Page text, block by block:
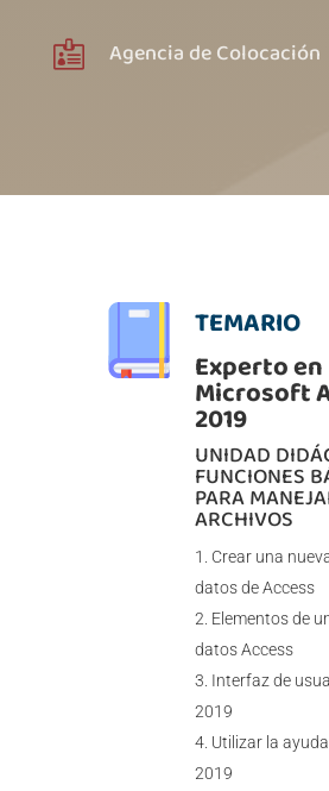
 Agencia de Colocación
TEMARIO
Experto en
Microsoft
2019
UNIDAD
FUNCIONES
PARA
ARCHIVOS
Crear una
datos de Access
Elementos de
datos Access
Interfaz de
2019
Utilizar la
2019